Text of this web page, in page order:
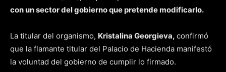
con un sector del gobierno que pretende modificarlo.
La titular del organismo, Kristalina Georgieva, confirmó
que la flamante titular del Palacio de Hacienda manifestó
la voluntad del gobierno de cumplir lo firmado.